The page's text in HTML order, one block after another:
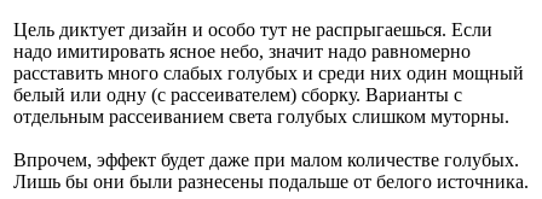
Цель диктует дизайн и особо тут не распрыгаешься. Если
надо имитировать ясное небо, значит надо равномерно
расставить много слабых голубых и среди них один мощный
белый или одну (с рассеивателем) сборку. Варианты с
отдельным рассеиванием света голубых слишком муторны.
Впрочем, эффект будет даже при малом количестве голубых.
Лишь бы они были разнесены подальше от белого источника.